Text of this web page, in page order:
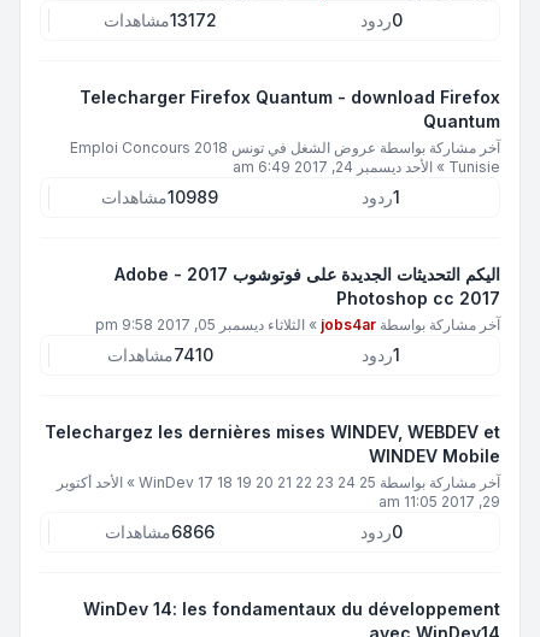
0ردود 13172مشاهدات
Telecharger Firefox Quantum - download Firefox
Quantum
آخر مشاركة بواسطة
عروض الشغل في تونس 2018 Emploi Concours
Tunisie
» الأحد ديسمبر 24, 2017 6:49 am
1ردود 10989مشاهدات
اليكم التحديثات الجديدة على فوتوشوب 2017 - Adobe
Photoshop cc 2017
آخر مشاركة بواسطة jobs4ar
» الثلاثاء ديسمبر 05, 2017 9:58 pm
1ردود 7410مشاهدات
Telechargez les dernières mises WINDEV, WEBDEV et
WINDEV Mobile
آخر مشاركة بواسطة WinDev 17 18 19 20 21 22 23 24 25
» الأحد أكتوبر
29, 2017 11:05 am
0ردود 6866مشاهدات
WinDev 14: les fondamentaux du développement
avec WinDev14